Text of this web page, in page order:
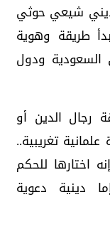
شيعي حوثي
طريقة وهوية
ودول
رجال الدين أو
تغريبية..
اختارها للحكم
دينية دعوية